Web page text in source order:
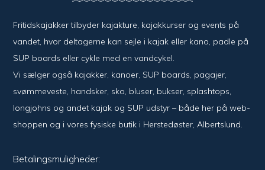
Fritidskajakker tilbyder kajak­ture, kajak­kurser og events på
vandet, hvor del­ta­ger­ne kan sejle i kajak eller kano, padle på
SUP boards eller cykle med en vand­cykel.
Vi sælger også kajak­ker, kanoer, SUP boards, pagajer,
svømme­veste, hand­sker, sko, bluser, bukser, splash­tops,
long­johns og andet kajak og SUP udstyr – både her på web­
shoppen og i vores fysiske butik i Her­sted­øster, Alberts­lund.
Betalingsmuligheder: